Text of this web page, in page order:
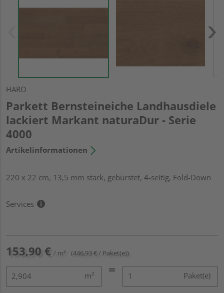
HARO
Parkett Bernsteineiche Landhausdiele
lackiert Markant naturaDur - Serie
4000
Artikelinformationen
220 x 22 cm, 13,5 mm stark, gebürstet, 4-seitig, Fold-Down
Services
153,90 € / m² (446,93 € / Paket(e))
m² Paket(e)